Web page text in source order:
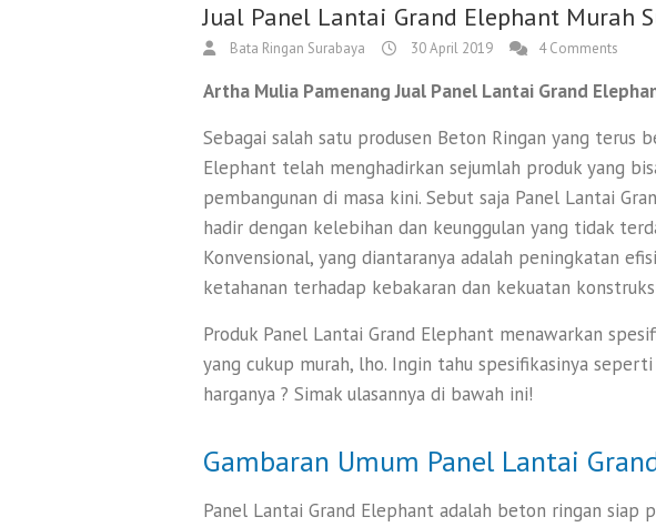
Jual Panel Lantai Grand Elephant Murah
Bata Ringan Surabaya 30 April 2019 4 Comments
Artha Mulia Pamenang Jual Panel Lantai Grand
Sebagai salah satu produsen Beton Ringan yang terus
Elephant telah menghadirkan sejumlah produk yang
pembangunan di masa kini. Sebut saja Panel Lantai
hadir dengan kelebihan dan keunggulan yang tidak
Konvensional, yang diantaranya adalah peningkatan
ketahanan terhadap kebakaran dan kekuatan
Produk Panel Lantai Grand Elephant menawarkan
yang cukup murah, lho. Ingin tahu spesifikasinya seperti
harganya ? Simak ulasannya di bawah ini!
Gambaran Umum Panel Lantai
Panel Lantai Grand Elephant adalah beton ringan siap